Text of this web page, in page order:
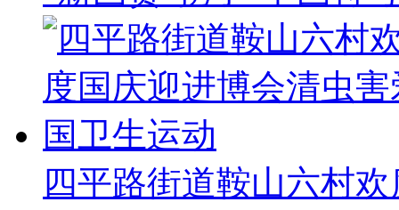
四平路街道鞍山六村